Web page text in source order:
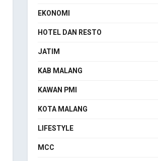
EKONOMI
HOTEL DAN RESTO
JATIM
KAB MALANG
KAWAN PMI
KOTA MALANG
LIFESTYLE
MCC